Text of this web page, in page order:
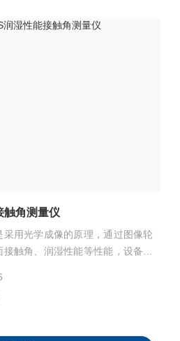
触角测量仪
用光学成像的原理，通过图像轮
触角、润湿性能等性能，设备性